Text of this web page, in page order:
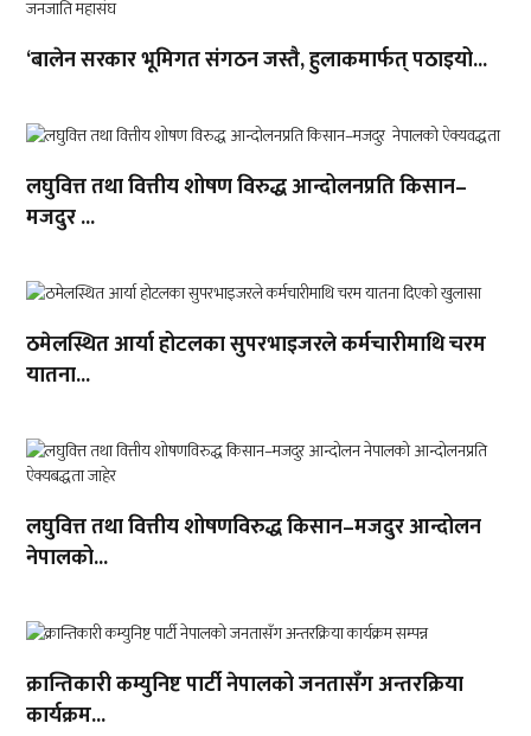
‘बालेन सरकार भूमिगत संगठन जस्तै, हुलाकमार्फत् पठाइयो...
लघुवित्त तथा वित्तीय शोषण विरुद्ध आन्दोलनप्रति किसान–
मजदुर ...
ठमेलस्थित आर्या होटलका सुपरभाइजरले कर्मचारीमाथि चरम
यातना...
लघुवित्त तथा वित्तीय शोषणविरुद्ध किसान–मजदुर आन्दोलन
नेपालको...
क्रान्तिकारी कम्युनिष्ट पार्टी नेपालको जनतासँग अन्तरक्रिया
कार्यक्रम...